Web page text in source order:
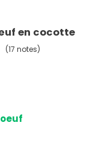
en cocotte
(17 notes)